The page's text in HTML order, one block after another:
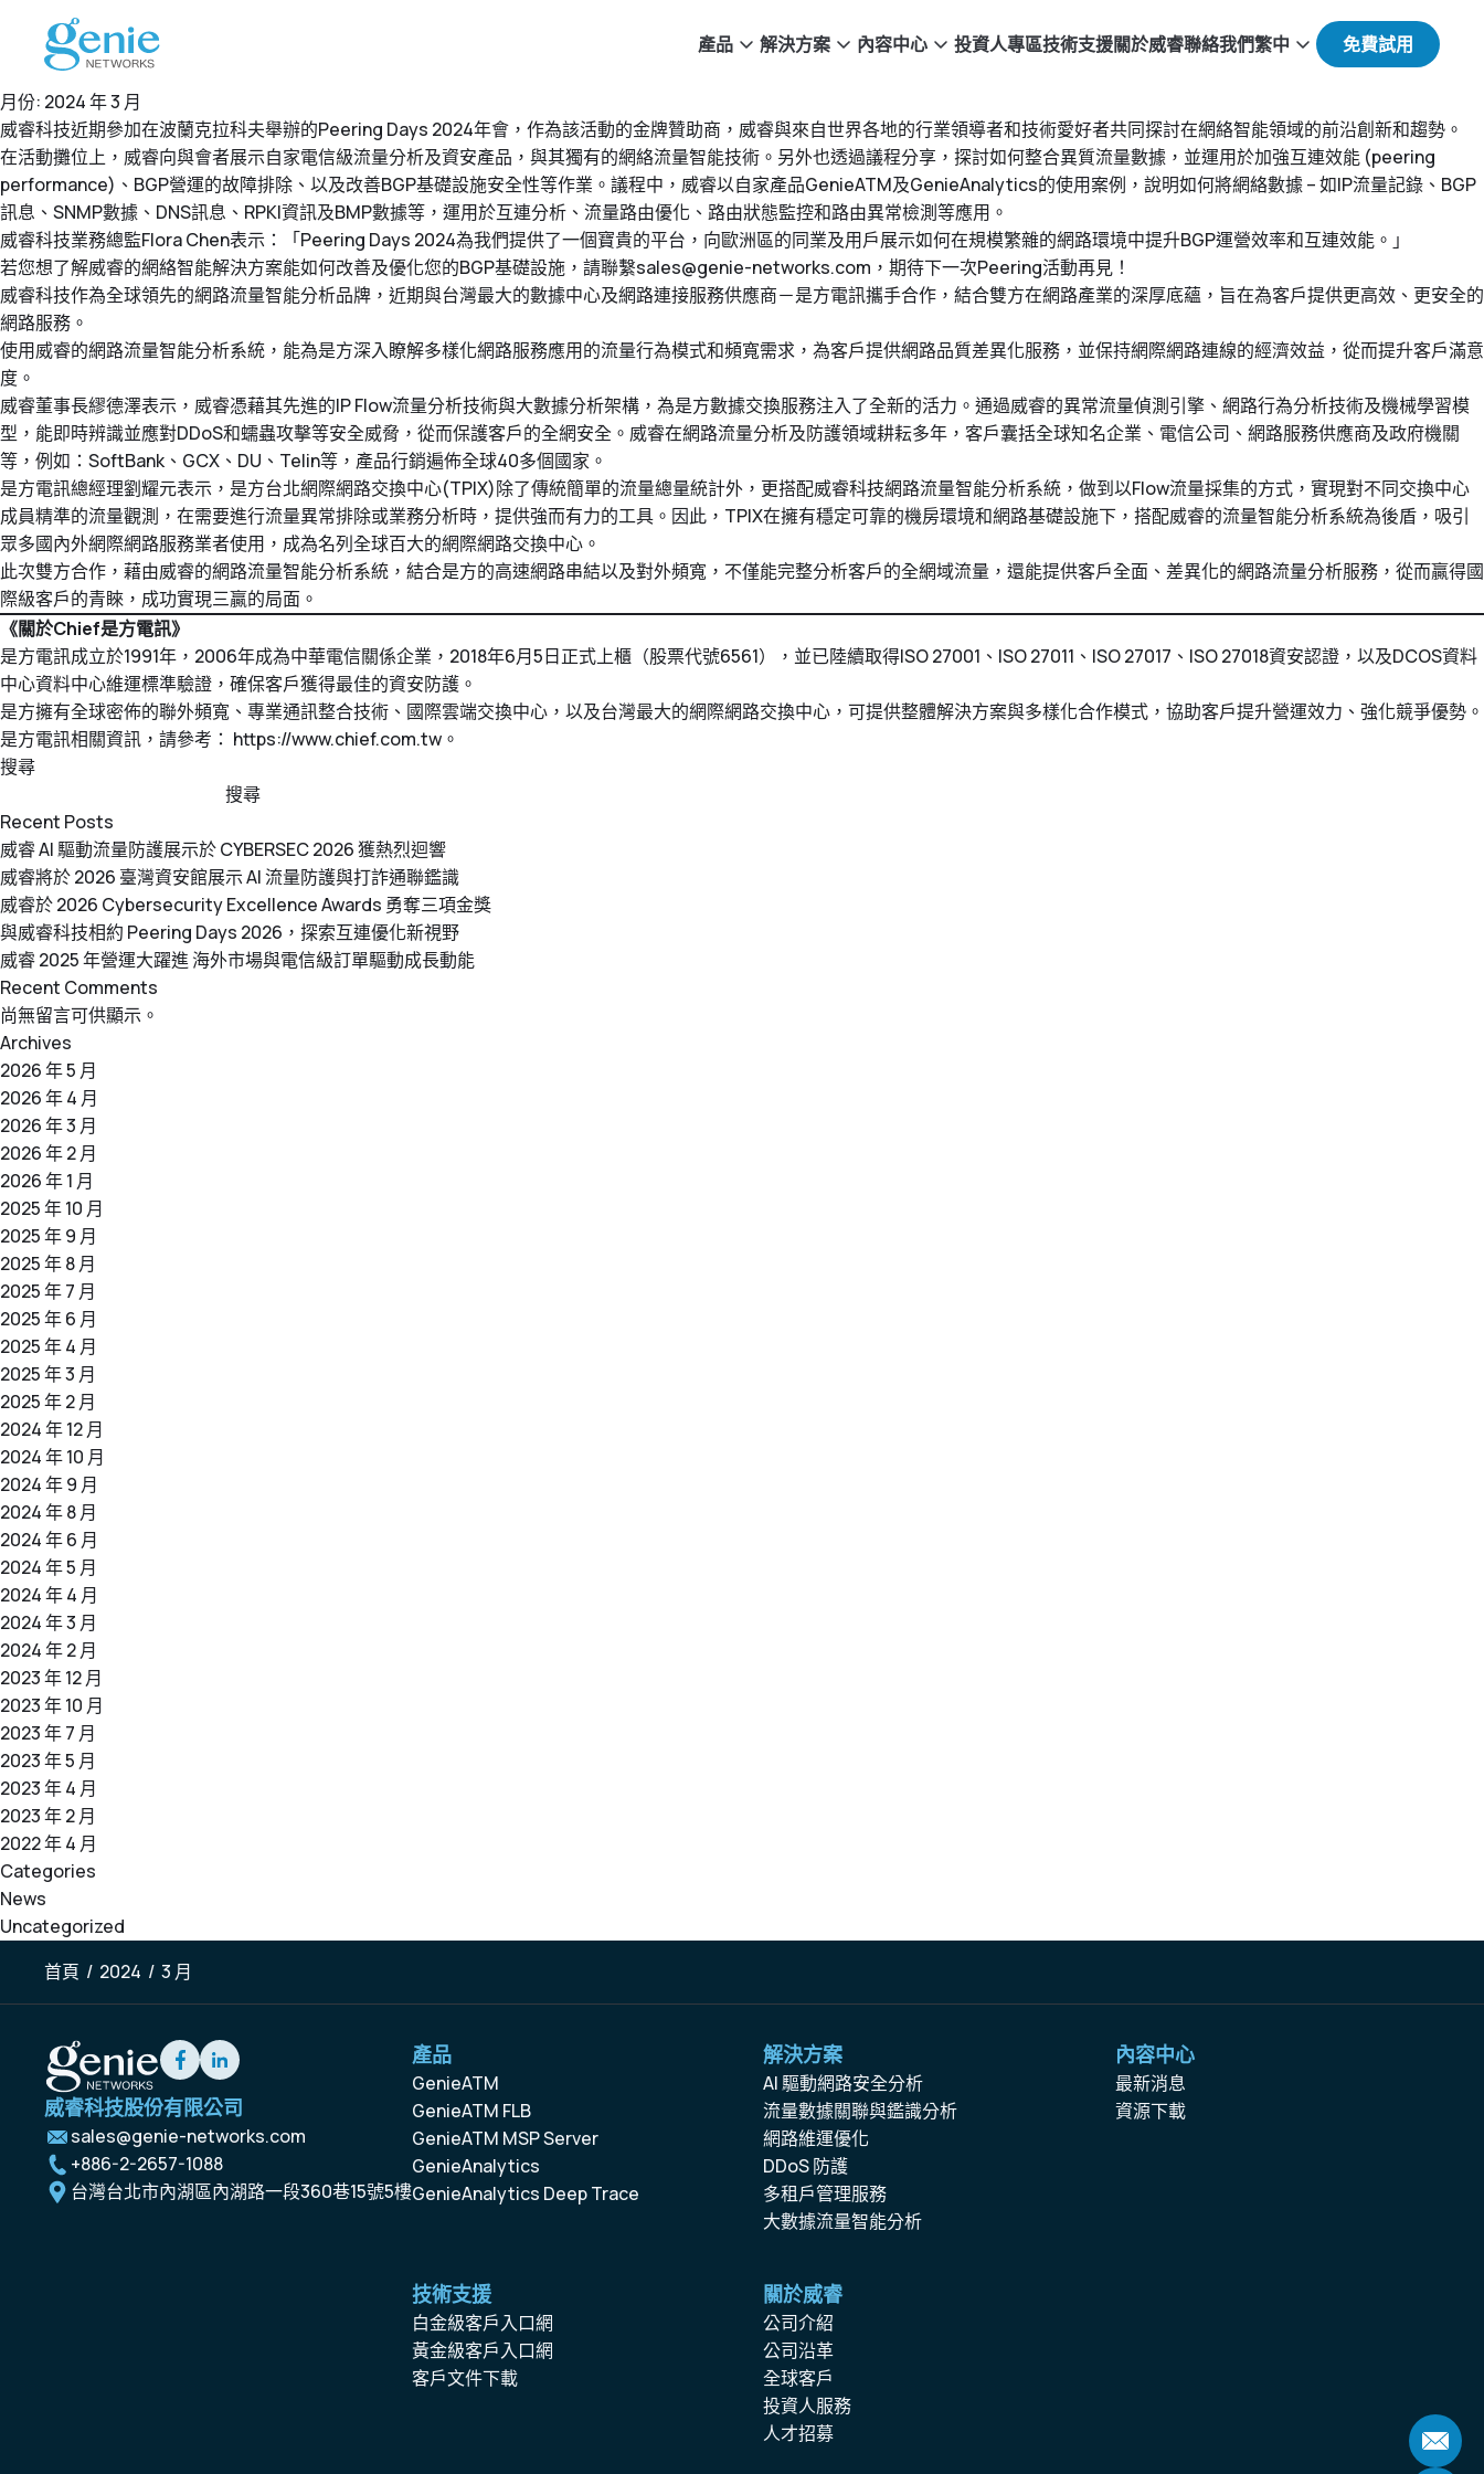
產品 解決方案 內容中心 投資人專區技術支援關於威睿聯絡我們繁中
月份: 2024 年 3 月
威睿科技近期參加在波蘭克拉科夫舉辦的Peering Days 2024年會，作為該活動的金牌贊助商，威睿與來自世界各地的行業領導者和技術愛好者共同探討在網絡智能領域的前沿創新和趨勢。
在活動攤位上，威睿向與會者展示自家電信級流量分析及資安產品，與其獨有的網絡流量智能技術。另外也透過議程分享，探討如何整合異質流量數據，並運用於加強互連效能 (peering
performance)、BGP營運的故障排除、以及改善BGP基礎設施安全性等作業。議程中，威睿以自家產品GenieATM及GenieAnalytics的使用案例，說明如何將網絡數據 – 如IP流量記錄、BGP
訊息、SNMP數據、DNS訊息、RPKI資訊及BMP數據等，運用於互連分析、流量路由優化、路由狀態監控和路由異常檢測等應用。
威睿科技業務總監Flora Chen表示：「Peering Days 2024為我們提供了一個寶貴的平台，向歐洲區的同業及用戶展示如何在規模繁雜的網路環境中提升BGP運營效率和互連效能。」
若您想了解威睿的網絡智能解決方案能如何改善及優化您的BGP基礎設施，請聯繫sales@genie-networks.com ，期待下一次Peering活動再見！
威睿科技作為全球領先的網路流量智能分析品牌，近期與台灣最大的數據中心及網路連接服務供應商－是方電訊攜手合作，結合雙方在網路產業的深厚底蘊，旨在為客戶提供更高效、更安全的
網路服務。
使用威睿的網路流量智能分析系統，能為是方深入瞭解多樣化網路服務應用的流量行為模式和頻寬需求，為客戶提供網路品質差異化服務，並保持網際網路連線的經濟效益，從而提升客戶滿意
度。
威睿董事長繆德澤表示，威睿憑藉其先進的IP Flow流量分析技術與大數據分析架構，為是方數據交換服務注入了全新的活力。通過威睿的異常流量偵測引擎、網路行為分析技術及機械學習模
型，能即時辨識並應對DDoS和蠕蟲攻擊等安全威脅，從而保護客戶的全網安全。威睿在網路流量分析及防護領域耕耘多年，客戶囊括全球知名企業、電信公司、網路服務供應商及政府機關
等，例如：SoftBank、GCX、DU、Telin等，產品行銷遍佈全球40多個國家。
是方電訊總經理劉耀元表示，是方台北網際網路交換中心(TPIX)除了傳統簡單的流量總量統計外，更搭配威睿科技網路流量智能分析系統，做到以Flow流量採集的方式，實現對不同交換中心
成員精準的流量觀測，在需要進行流量異常排除或業務分析時，提供強而有力的工具。因此，TPIX在擁有穩定可靠的機房環境和網路基礎設施下，搭配威睿的流量智能分析系統為後盾，吸引
眾多國內外網際網路服務業者使用，成為名列全球百大的網際網路交換中心。
此次雙方合作，藉由威睿的網路流量智能分析系統，結合是方的高速網路串結以及對外頻寬，不僅能完整分析客戶的全網域流量，還能提供客戶全面、差異化的網路流量分析服務，從而贏得國
際級客戶的青睞，成功實現三贏的局面。
《關於Chief是方電訊》
是方電訊成立於1991年，2006年成為中華電信關係企業，2018年6月5日正式上櫃（股票代號6561），並已陸續取得ISO 27001、ISO 27011、ISO 27017、ISO 27018資安認證，以及DCOS資料
中心資料中心維運標準驗證，確保客戶獲得最佳的資安防護。
是方擁有全球密佈的聯外頻寬、專業通訊整合技術、國際雲端交換中心，以及台灣最大的網際網路交換中心，可提供整體解決方案與多樣化合作模式，協助客戶提升營運效力、強化競爭優勢。
是方電訊相關資訊，請參考： https://www.chief.com.tw 。
搜尋
搜尋
Recent Posts
威睿 AI 驅動流量防護展示於 CYBERSEC 2026 獲熱烈迴響
威睿將於 2026 臺灣資安館展示 AI 流量防護與打詐通聯鑑識
威睿於 2026 Cybersecurity Excellence Awards 勇奪三項金獎
與威睿科技相約 Peering Days 2026，探索互連優化新視野
威睿 2025 年營運大躍進 海外市場與電信級訂單驅動成長動能
Recent Comments
尚無留言可供顯示。
Archives
2026 年 5 月
2026 年 4 月
2026 年 3 月
2026 年 2 月
2026 年 1 月
2025 年 10 月
2025 年 9 月
2025 年 8 月
2025 年 7 月
2025 年 6 月
2025 年 4 月
2025 年 3 月
2025 年 2 月
2024 年 12 月
2024 年 10 月
2024 年 9 月
2024 年 8 月
2024 年 6 月
2024 年 5 月
2024 年 4 月
2024 年 3 月
2024 年 2 月
2023 年 12 月
2023 年 10 月
2023 年 7 月
2023 年 5 月
2023 年 4 月
2023 年 2 月
2022 年 4 月
Categories
News
Uncategorized
首頁 / 2024 / 3 月
威睿科技股份有限公司
sales@genie-networks.com
+886-2-2657-1088
台灣台北市內湖區內湖路一段360巷15號5樓
產品
GenieATM
GenieATM FLB
GenieATM MSP Server
GenieAnalytics
GenieAnalytics Deep Trace
解決方案
AI 驅動網路安全分析
流量數據關聯與鑑識分析
網路維運優化
DDoS 防護
多租戶管理服務
大數據流量智能分析
內容中心
最新消息
資源下載
技術支援
白金級客戶入口網
黃金級客戶入口網
客戶文件下載
關於威睿
公司介紹
公司沿革
全球客戶
投資人服務
人才招募